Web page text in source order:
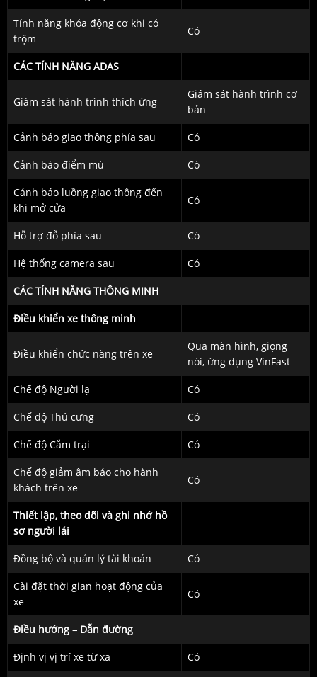
Tính năng khóa động cơ khi có
trộm
Có
CÁC TÍNH NĂNG ADAS
Giám sát hành trình thích ứng
Giám sát hành trình cơ
bản
Cảnh báo giao thông phía sau Có
Cảnh báo điểm mù Có
Cảnh báo luồng giao thông đến
khi mở cửa
Có
Hỗ trợ đỗ phía sau Có
Hệ thống camera sau Có
CÁC TÍNH NĂNG THÔNG MINH
Điều khiển xe thông minh
Điều khiển chức năng trên xe
Qua màn hình, giọng
nói, ứng dụng VinFast
Chế độ Người lạ Có
Chế độ Thú cưng Có
Chế độ Cắm trại Có
Chế độ giảm âm báo cho hành
khách trên xe
Có
Thiết lập, theo dõi và ghi nhớ hồ
sơ người lái
Đồng bộ và quản lý tài khoản Có
Cài đặt thời gian hoạt động của
xe
Có
Điều hướng – Dẫn đường
Định vị vị trí xe từ xa Có